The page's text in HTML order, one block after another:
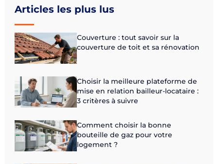
Articles les plus lus
Couverture : tout savoir sur la
couverture de toit et sa rénovation
Choisir la meilleure plateforme de
mise en relation bailleur-locataire :
3 critères à suivre
Comment choisir la bonne
bouteille de gaz pour votre
logement ?